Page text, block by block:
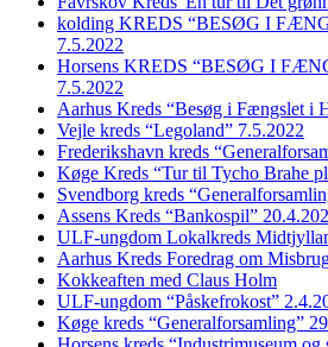
kolding KREDS “BESØG I
7.5.2022
Horsens KREDS “BESØG I
7.5.2022
Aarhus Kreds “Besøg i Fængslet i
Vejle kreds “Legoland” 7.5.2022
Frederikshavn kreds
Køge Kreds “Tur til Tycho Brahe
Svendborg kreds
Assens Kreds “Bankospil”
ULF-ungdom Lokalkreds
Aarhus Kreds Foredrag om
Kokkeaften med Claus Holm
ULF-ungdom “Påskefrokost”
Køge kreds “Generalforsamling”